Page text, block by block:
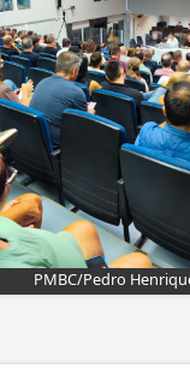
PMBC/Pedro